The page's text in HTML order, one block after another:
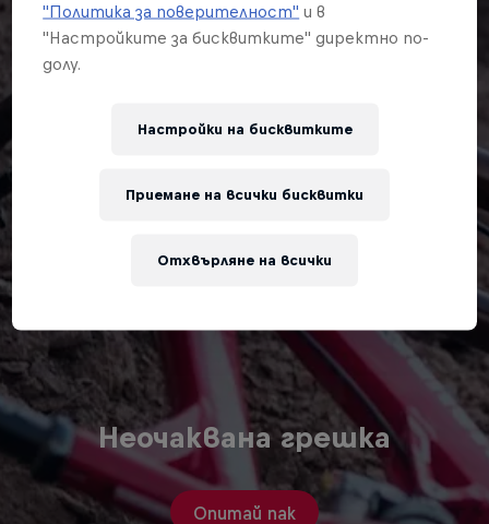
Неочаквана грешка
Опитай пак
"Политика за поверителност" и в
"Настройките за бисквитките" директно по-
долу.
Настройки на бисквитките
Отхвърляне на всички
Приемане на всички бисквитки